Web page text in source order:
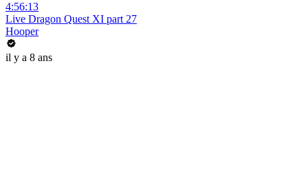
4:56:13
Live Dragon Quest XI part 27
Hooper
il y a 8 ans